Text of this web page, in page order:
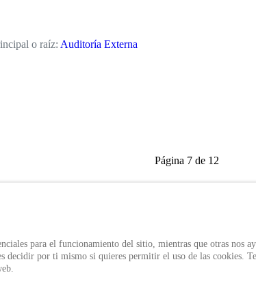
o raíz: Auditoría Externa
Página 7 de 12
personales
el ID único
para el funcionamiento del sitio, mientras que otras nos
decidir por ti mismo si quieres permitir el uso de las cookies.